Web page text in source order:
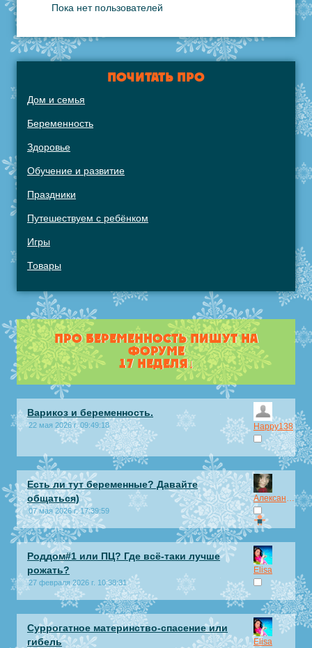
Пока нет пользователей
ПОЧИТАТЬ ПРО
Дом и семья
Беременность
Здоровье
Обучение и развитие
Праздники
Путешествуем с ребёнком
Игры
Товары
ПРО БЕРЕМЕННОСТЬ ПИШУТ НА
ФОРУМЕ
17 НЕДЕЛЯ↓
Варикоз и беременность.
22 мая 2026 г. 09:49:18 Happy138
Есть ли тут беременные? Давайте
общаться)
07 мая 2026 г. 17:39:59
Роддом#1 или ПЦ? Где всё-таки лучше
рожать?
27 февраля 2026 г. 10:38:31
Elisa
Суррогатное материнство-спасение или
гибель
Elisa